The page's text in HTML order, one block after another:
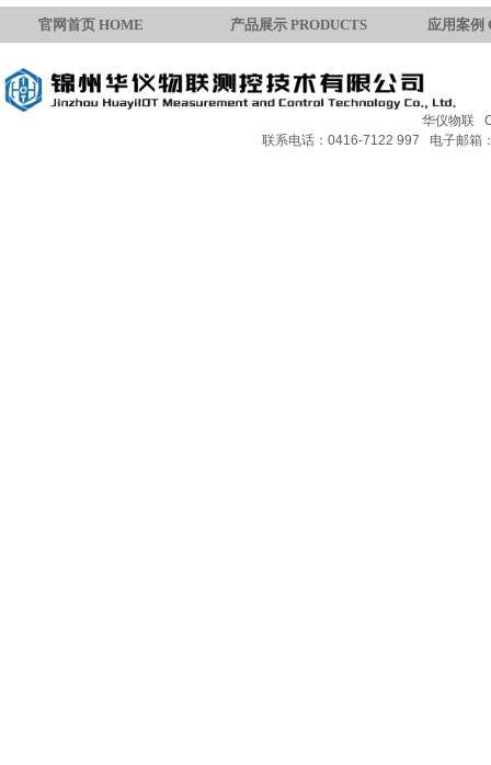
官网首页 HOME 产品展示 PRODUCTS 应用案例
华仪物联
联系电话：0416-7122 997 电子邮箱